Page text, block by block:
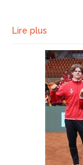
Lire plus